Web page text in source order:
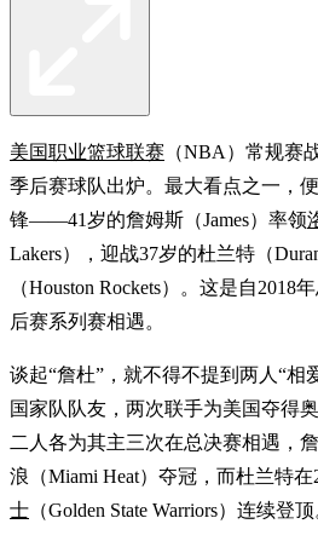
美国职业篮球联赛 （NBA）常规赛
季后赛球队出炉。最大看点之一，
锋——41岁的詹姆斯（James）率领
Lakers），迎战37岁的杜兰特（
（Houston Rockets）。这是自2018
后赛系列赛相遇。
谈起“詹杜”，就不得不提到两人“相
国家队队友，两次联手为美国夺得
二人各为其主三次在总决赛相遇，
浪（Miami Heat）夺冠，而杜兰特在
士 （Golden State Warriors）连续登顶